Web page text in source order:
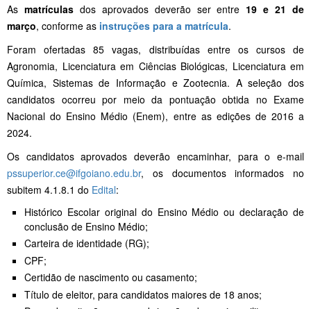
As matrículasdos aprovados deverão ser entre 19 e 21 de
março, conforme as instruções para a matrícula.
Foram ofertadas 85 vagas, distribuídas entre os cursos de
Agronomia, Licenciatura em Ciências Biológicas, Licenciatura em
Química, Sistemas de Informação e Zootecnia. A seleção dos
candidatos ocorreu por meio da pontuação obtida no Exame
Nacional do Ensino Médio (Enem), entre as edições de 2016 a
2024.
Os candidatos aprovados deverão encaminhar, para o e-mail
pssuperior.ce@ifgoiano.edu.br, os documentos informados no
subitem 4.1.8.1 do Edital:
Histórico Escolar original do Ensino Médio ou declaração de
conclusão de Ensino Médio;
Carteira de identidade (RG);
CPF;
Certidão de nascimento ou casamento;
Título de eleitor, para candidatos maiores de 18 anos;